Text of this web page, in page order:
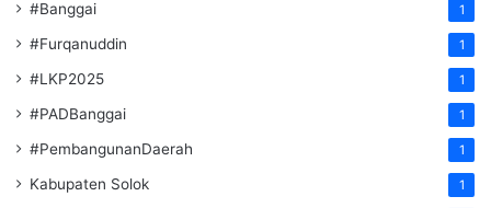
#Banggai 1
#Furqanuddin 1
#LKP2025 1
#PADBanggai 1
#PembangunanDaerah 1
Kabupaten Solok 1